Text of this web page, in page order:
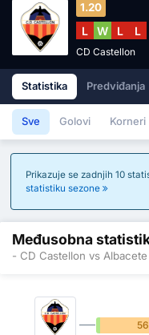
1.20
L W L L
CD Castellon
Statistika Predviđanja
Sve Golovi Korneri
Prikazuje se zadnjih 10
statistiku sezone
Međusobna
- CD Castellon vs